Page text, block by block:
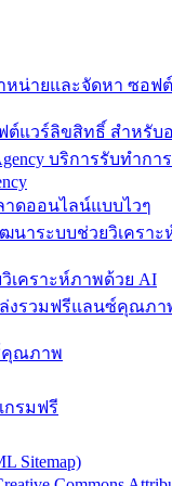
ต์แวร์ลิขสิทธิ์ สำหรับ
ดออนไลน์แบบไวๆ
เคราะห์ภาพด้วย AI
คุณภาพ
Sitemap)